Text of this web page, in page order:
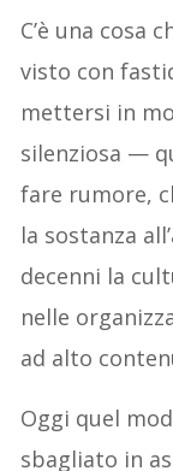
C’è una cosa
visto con
mettersi in
silenziosa —
fare rumore,
la sostanza
decenni la
nelle
ad alto
Oggi quel
sbagliato in